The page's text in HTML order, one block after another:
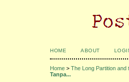
HOME ABOUT
Home > The Long Partition
Tanpa...